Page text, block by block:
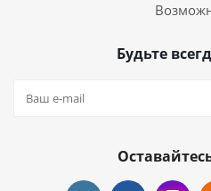
Будьте